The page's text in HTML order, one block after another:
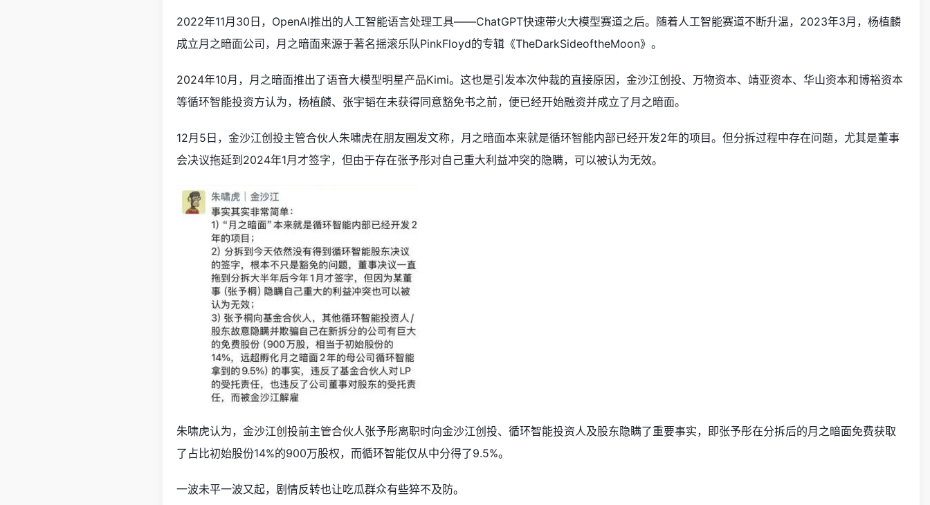
2022年11月30日，OpenAI推出的人工智能语言处理工具——ChatGPT快速带火大模型赛道之后。随着人工智能赛道不断升温，2023年3月，杨植麟
成立月之暗面公司，月之暗面来源于著名摇滚乐队PinkFloyd的专辑《TheDarkSideoftheMoon》。
2024年10月，月之暗面推出了语音大模型明星产品Kimi。这也是引发本次仲裁的直接原因，金沙江创投、万物资本、靖亚资本、华山资本和博裕资本
等循环智能投资方认为，杨植麟、张宇韬在未获得同意豁免书之前，便已经开始融资并成立了月之暗面。
12月5日，金沙江创投主管合伙人朱啸虎在朋友圈发文称，月之暗面本来就是循环智能内部已经开发2年的项目。但分拆过程中存在问题，尤其是董事
会决议拖延到2024年1月才签字，但由于存在张予彤对自己重大利益冲突的隐瞒，可以被认为无效。
朱啸虎认为，金沙江创投前主管合伙人张予彤离职时向金沙江创投、循环智能投资人及股东隐瞒了重要事实，即张予彤在分拆后的月之暗面免费获取
了占比初始股份14%的900万股权，而循环智能仅从中分得了9.5%。
一波未平一波又起，剧情反转也让吃瓜群众有些猝不及防。